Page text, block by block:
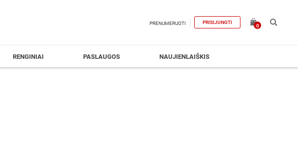
PRENUMERUOTI PRISIJUNGTI
0
RENGINIAI PASLAUGOS NAUJIENLAIŠKIS